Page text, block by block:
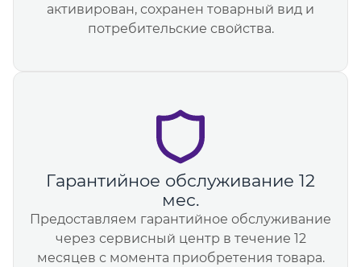
активирован, сохранен товарный вид и
потребительские свойства.
Гарантийное обслуживание 12
мес.
Предоставляем гарантийное обслуживание
через сервисный центр в течение 12
месяцев с момента приобретения товара.